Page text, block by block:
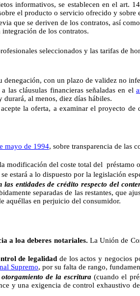
informativos, se establecen en el art.
el producto o servicio ofrecido y
que se deriven de los contratos, así
integración de los contratos.
seleccionados y las tarifas de
con un plazo de validez no
cláusulas financieras señaladas en el
durará, al menos, diez días hábiles.
la oferta, a examinar el proyecto de
mayo de 1994, sobre transparencia de las
del coste total del préstamo
a lo dispuesto por la legislación
de crédito respecto del
separadas de las restantes, que
aquéllas en perjuicio del consumidor.
a loa deberes notariales. La Unión de
de legalidad de los actos y negocios
Supremo, por su falta de rango,
de la escritura (cuando el
y una exigencia de control exhaustivo